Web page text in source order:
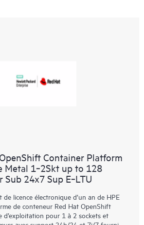
Container Platform
Metal 1‑2Skt up to 128
Sub 24x7 Sup E‑LTU
de licence électronique d’un an de HPE
de conteneur Red Hat OpenShift
d’exploitation pour 1 à 2 sockets et